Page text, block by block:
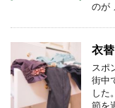
のが
衣
スポ
街中
した
節を